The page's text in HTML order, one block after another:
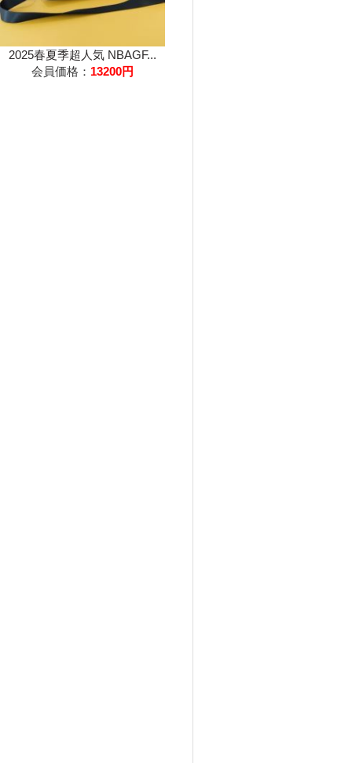
2025春夏季超人気 NBAGF...
会員価格： 13200円